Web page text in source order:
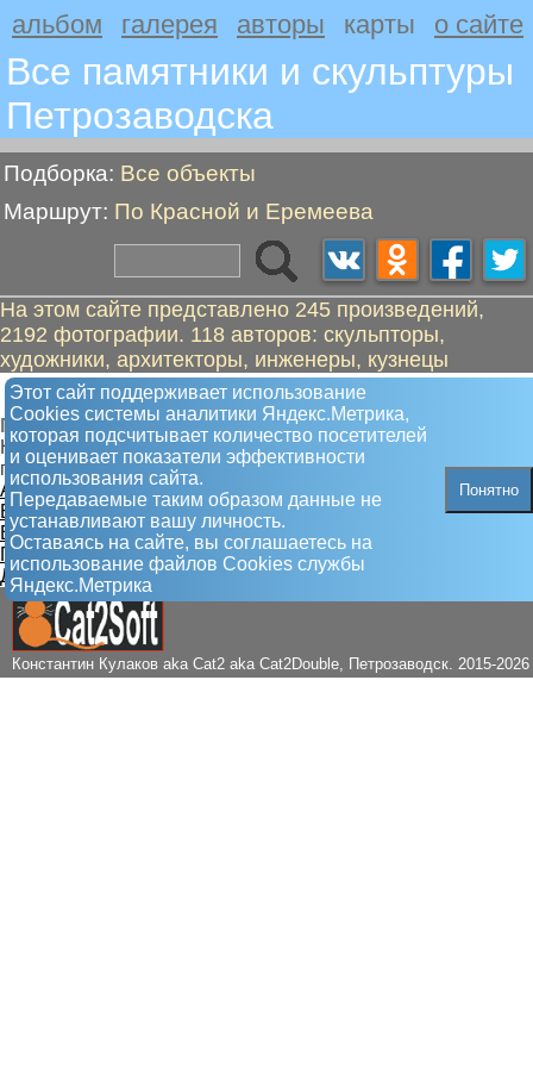
альбом галерея авторы карты о сайте
Все памятники и скульптуры
Петрозаводскa
Подборка: Все объекты
Маршрут: По Красной и Еремеева
На этом сайте представлено 245 произведений,
2192 фотографии. 118 авторов: скульпторы,
художники, архитекторы, инженеры, кузнецы
Этот сайт поддерживает использование
Сookies системы аналитики Яндекс.Метрика,
которая подсчитывает количество посетителей
и оценивает показатели эффективности
использования сайта.
Передаваемые таким образом данные не
устанавливают вашу личность.
Оставаясь на сайте, вы соглашаетесь на
использование файлов Сookies службы
Яндекс.Метрика
Понятно
По Красной и Еремеева
Пешком от "Кубик" до "Левашов В.А., губернатор"
Не самые посещаемые улицы, но на них тоже есть что
посмотреть
А. Кубик
Б. Галерея Героев СССР
В. Что раньше?
Г. Икар
Д. Левашов В.А., губернатор
Константин Кулаков aka Cat2 aka Cat2Double, Петрозаводск. 2015-2026